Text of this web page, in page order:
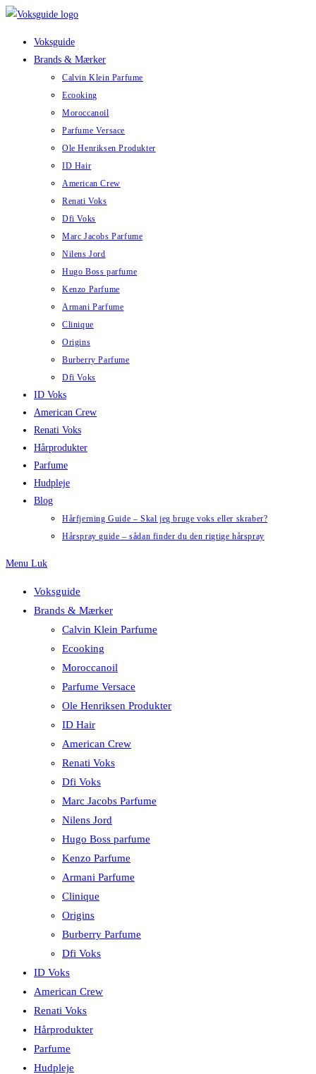
Skip
Voksguide
Brands & Mærker
Calvin Klein Parfume
Ecooking
Moroccanoil
Parfume Versace
Ole Henriksen Produkter
ID Hair
American Crew
Renati Voks
Dfi Voks
Marc Jacobs Parfume
Nilens Jord
Hugo Boss parfume
Kenzo Parfume
Armani Parfume
Clinique
Origins
Burberry Parfume
Dfi Voks
ID Voks
American Crew
Renati Voks
Hårprodukter
Parfume
Hudpleje
Blog
Hårfjerning Guide – Skal jeg bruge voks eller skraber?
Hårspray guide – sådan finder du den rigtige hårspray
Menu Luk
Voksguide
Brands & Mærker
Calvin Klein Parfume
Ecooking
Moroccanoil
Parfume Versace
Ole Henriksen Produkter
ID Hair
American Crew
Renati Voks
Dfi Voks
Marc Jacobs Parfume
Nilens Jord
Hugo Boss parfume
Kenzo Parfume
Armani Parfume
Clinique
Origins
Burberry Parfume
Dfi Voks
ID Voks
American Crew
Renati Voks
Hårprodukter
Parfume
Hudpleje